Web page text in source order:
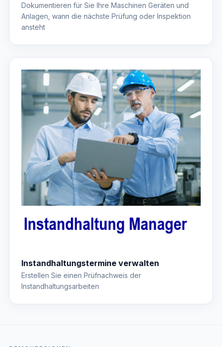
Dokumentieren für Sie Ihre Maschinen Geräten und
Anlagen, wann die nächste Prüfung oder Inspektion
ansteht
Instandhaltungstermine verwalten
Erstellen Sie einen Prüfnachweis der
Instandhaltungsarbeiten